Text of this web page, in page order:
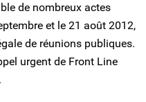
de nombreux actes
et le 21 août 2012,
de réunions publiques.
urgent de Front Line